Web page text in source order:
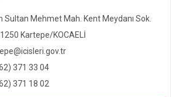
Sultan Mehmet Mah. Kent Meydanı Sok.
Kartepe/KOCAELİ
371 33 04
371 18 02